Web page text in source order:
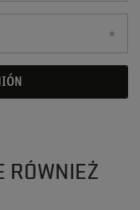
RÓWNIEŻ